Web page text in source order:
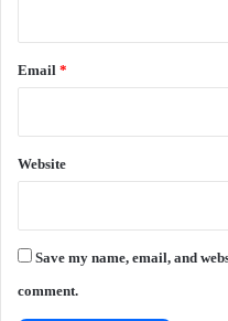
Email *
Website
Save my name, email, and
comment.